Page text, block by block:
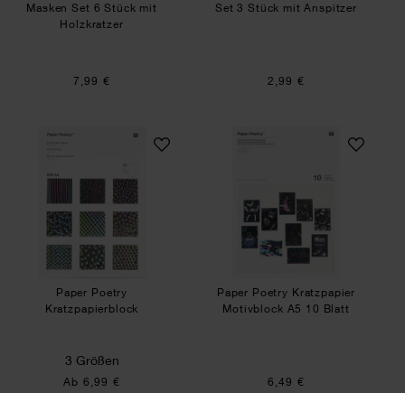
Masken Set 6 Stück mit
Holzkratzer
7,99 €
Set 3 Stück mit Anspitzer
2,99 €
Paper Poetry Kratzpapierblock
Paper Poetry
Kratzpapierblock
3 Größen
Ab 6,99 €
Paper Poetry
Paper Poetry Kratzpapier
Motivblock A5 10 Blatt
6,49 €